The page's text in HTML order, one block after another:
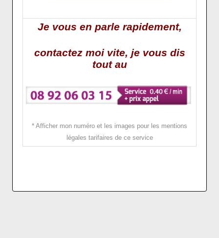
Je vous en parle rapidement,
contactez moi vite, je vous dis
tout au
* Afficher mon numéro et les images pour les mentions
légales tarifaires de ce service